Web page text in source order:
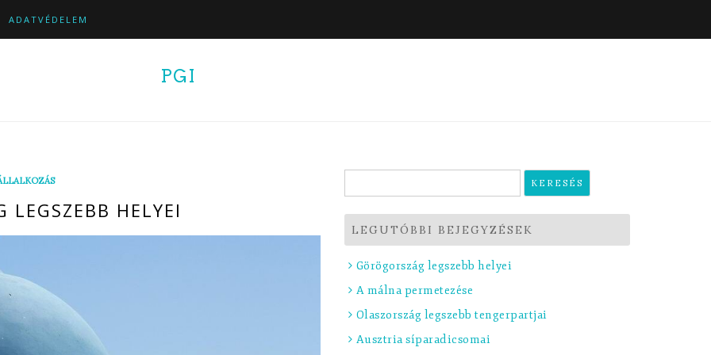
ADATVÉDELEM
PGI
LEGSZEBB HELYEI
LEGUTÓBBI BEJEGYZÉSEK
Görögország legszebb helyei
A málna permetezése
Olaszország legszebb tengerpartjai
Ausztria síparadicsomai